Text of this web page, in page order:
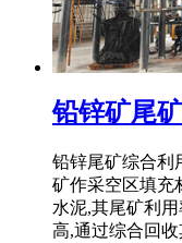
铅锌矿尾
铅锌尾矿综合利
矿作采空区填充
水泥,其尾矿利
高,通过综合回